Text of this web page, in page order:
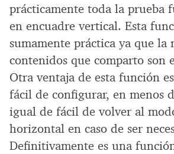
prácticamente toda la prueba
en encuadre vertical. Esta
sumamente práctica ya que la
contenidos que comparto son
Otra ventaja de esta función
fácil de configurar, en menos
igual de fácil de volver al
horizontal en caso de ser
Definitivamente es una